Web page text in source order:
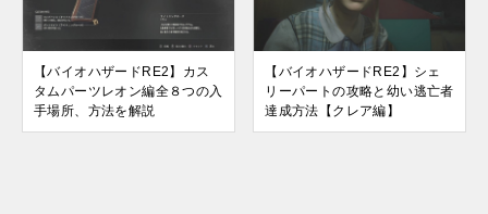
【バイオハザードRE2】カス
タムパーツレオン編全８つの入
手場所、方法を解説
【バイオハザードRE2】シェ
リーパートの攻略と幼い逃亡者
達成方法【クレア編】